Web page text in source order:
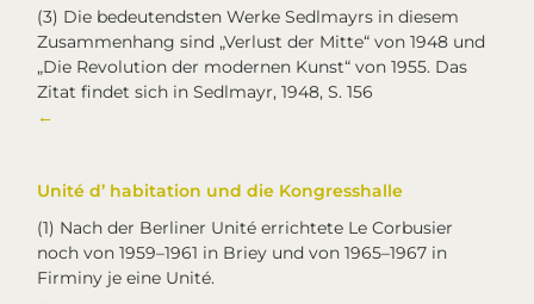
(3) Die bedeutendsten Werke Sedlmayrs in diesem
Zusammenhang sind „Verlust der Mitte“ von 1948 und
„Die Revolution der modernen Kunst“ von 1955. Das
Zitat findet sich in Sedlmayr, 1948, S. 156
←
Unité d’ habitation und die Kongresshalle
(1) Nach der Berliner Unité errichtete Le Corbusier
noch von 1959–1961 in Briey und von 1965–1967 in
Firminy je eine Unité.